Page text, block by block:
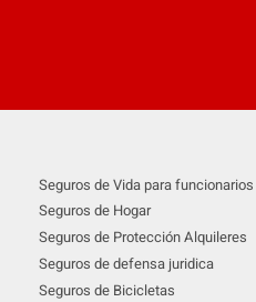
Seguros de Vida para funcionarios
Seguros de Hogar
Seguros de Protección Alquileres
Seguros de defensa juridica
Seguros de Bicicletas